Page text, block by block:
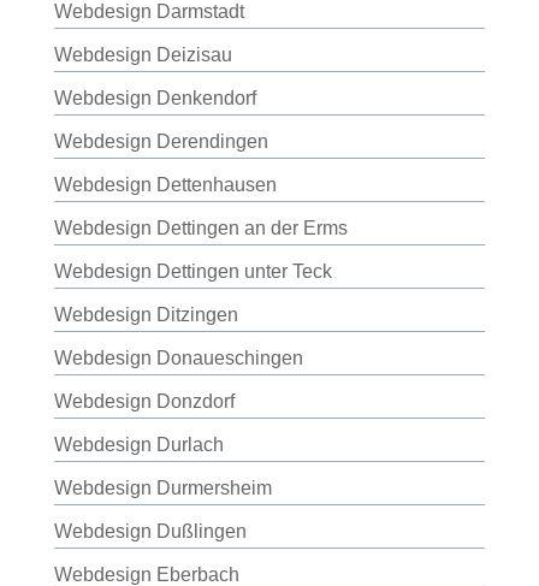
Webdesign Darmstadt
Webdesign Deizisau
Webdesign Denkendorf
Webdesign Derendingen
Webdesign Dettenhausen
Webdesign Dettingen an der Erms
Webdesign Dettingen unter Teck
Webdesign Ditzingen
Webdesign Donaueschingen
Webdesign Donzdorf
Webdesign Durlach
Webdesign Durmersheim
Webdesign Dußlingen
Webdesign Eberbach